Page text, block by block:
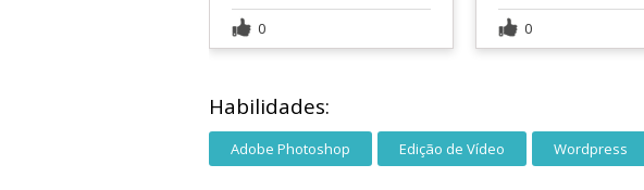
0 0
Habilidades:
Adobe Photoshop Edição de Vídeo Wordpress